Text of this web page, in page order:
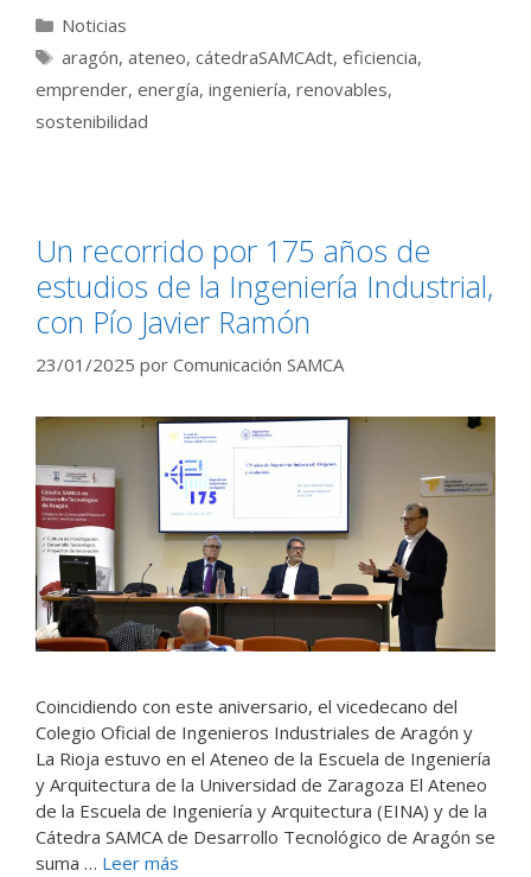
Categorías
Noticias
Etiquetas
aragón, ateneo, cátedraSAMCAdt, eficiencia,
emprender, energía, ingeniería, renovables,
sostenibilidad
Un recorrido por 175 años de
estudios de la Ingeniería Industrial,
con Pío Javier Ramón
23/01/2025 por Comunicación SAMCA
Coincidiendo con este aniversario, el vicedecano del
Colegio Oficial de Ingenieros Industriales de Aragón y
La Rioja estuvo en el Ateneo de la Escuela de Ingeniería
y Arquitectura de la Universidad de Zaragoza El Ateneo
de la Escuela de Ingeniería y Arquitectura (EINA) y de la
Cátedra SAMCA de Desarrollo Tecnológico de Aragón se
suma … Leer más